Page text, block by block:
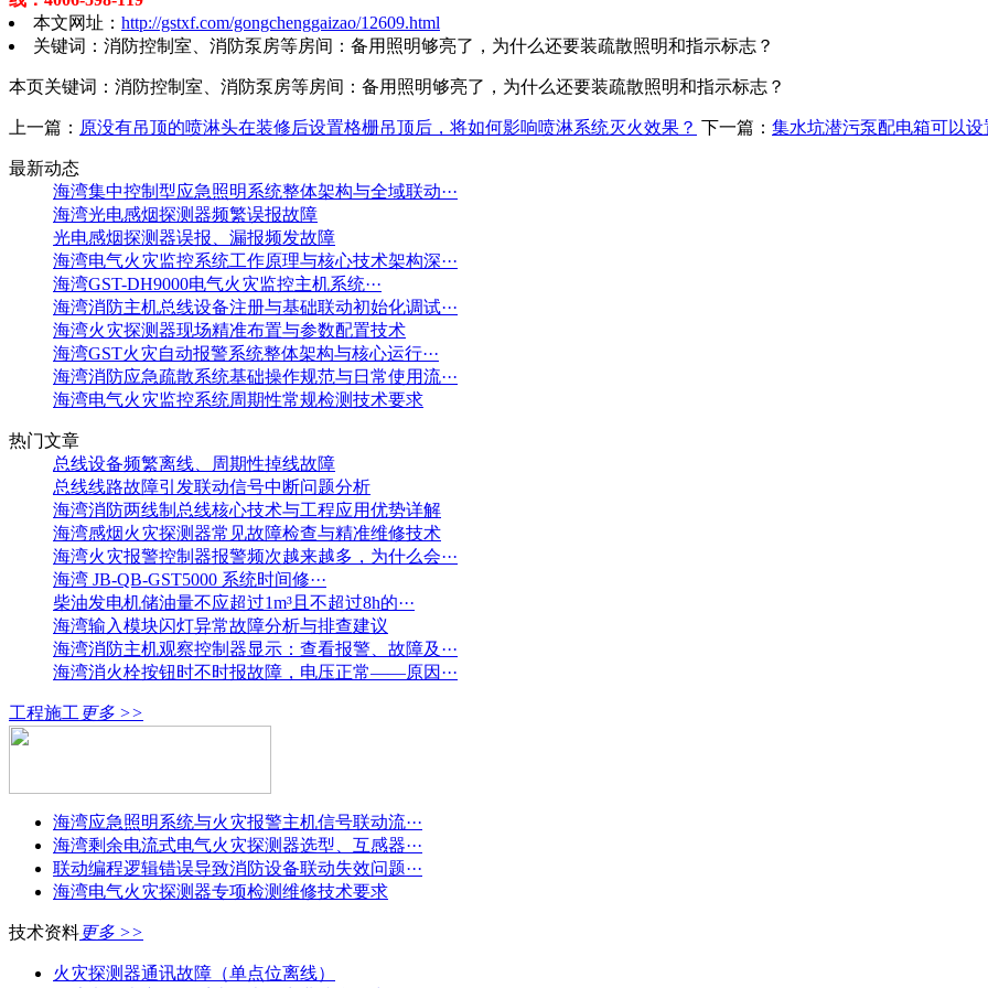
本文网址： http://gstxf.com/gongchenggaizao/12609.html
关键词：消防控制室、消防泵房等房间：备用照明够亮了，为什么还要装疏散照明和指示标志？
本页关键词：消防控制室、消防泵房等房间：备用照明够亮了，为什么还要装疏散照明和指示标志？
上一篇： 原没有吊顶的喷淋头在装修后设置格栅吊顶后，将如何影响喷淋系统灭火效果？ 下一篇： 集水坑潜污泵配电箱可以
最新动态
海湾集中控制型应急照明系统整体架构与全域联动···
海湾光电感烟探测器频繁误报故障
光电感烟探测器误报、漏报频发故障
海湾电气火灾监控系统工作原理与核心技术架构深···
海湾GST-DH9000电气火灾监控主机系统···
海湾消防主机总线设备注册与基础联动初始化调试···
海湾火灾探测器现场精准布置与参数配置技术
海湾GST火灾自动报警系统整体架构与核心运行···
海湾消防应急疏散系统基础操作规范与日常使用流···
海湾电气火灾监控系统周期性常规检测技术要求
热门文章
总线设备频繁离线、周期性掉线故障
总线线路故障引发联动信号中断问题分析
海湾消防两线制总线核心技术与工程应用优势详解
海湾感烟火灾探测器常见故障检查与精准维修技术
海湾火灾报警控制器报警频次越来越多，为什么会···
海湾 JB-QB-GST5000 系统时间修···
柴油发电机储油量不应超过1m³且不超过8h的···
海湾输入模块闪灯异常故障分析与排查建议
海湾消防主机观察控制器显示：查看报警、故障及···
海湾消火栓按钮时不时报故障，电压正常——原因···
工程施工 更多 >>
海湾应急照明系统与火灾报警主机信号联动流···
海湾剩余电流式电气火灾探测器选型、互感器···
联动编程逻辑错误导致消防设备联动失效问题···
海湾电气火灾探测器专项检测维修技术要求
技术资料更多 >>
火灾探测器通讯故障（单点位离线）